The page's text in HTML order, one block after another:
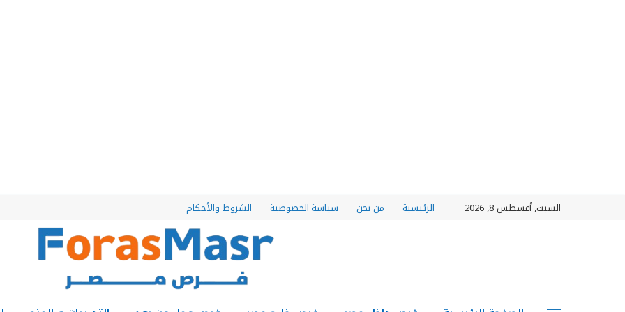
السبت, أغسطس 8, 2026 الرئيسية من نحن سياسة الخصوصية الشروط والأحكام